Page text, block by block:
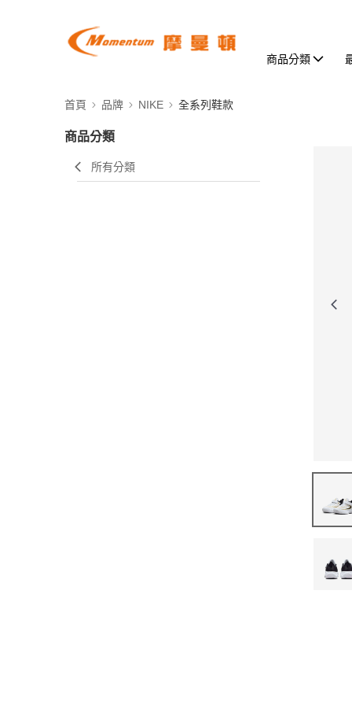
商品分類
首頁 品牌 NIKE 全系列鞋款
商品分類
所有分類